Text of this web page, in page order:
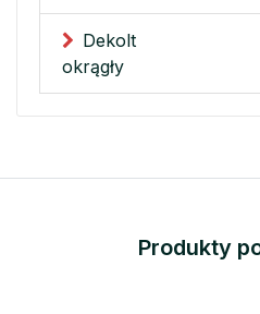
Dekolt
okrągły
Produkty